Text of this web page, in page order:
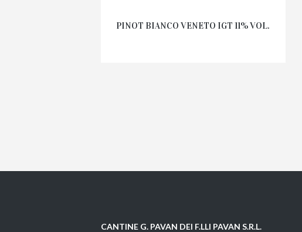
PINOT BIANCO VENETO IGT 11% VOL.
CANTINE G. PAVAN DEI F.LLI PAVAN S.R.L.